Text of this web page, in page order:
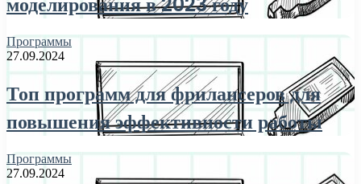
Программы
27.09.2024
Топ программ для фрилансеров для
повышения эффективности работы
Программы
27.09.2024